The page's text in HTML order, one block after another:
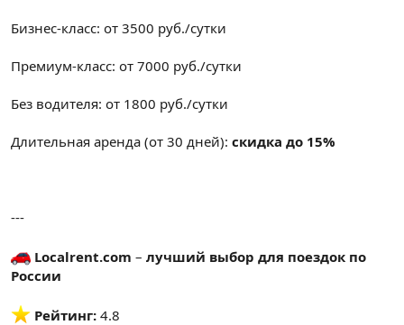
Бизнес-класс: от 3500 руб./сутки
Премиум-класс: от 7000 руб./сутки
Без водителя: от 1800 руб./сутки
Длительная аренда (от 30 дней): скидка до 15%
---
Localrent.com – лучший выбор для поездок по
России
Рейтинг: 4.8